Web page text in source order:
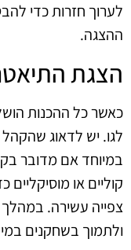
לערוך חזרות כדי
ההצגה.
הצגת
כאשר כל ההכנות
לגו. יש לדאוג
במיוחד אם מדובר
קוליים או מוסיקליים
צפייה עשירה.
ולתמוך בשחקנים